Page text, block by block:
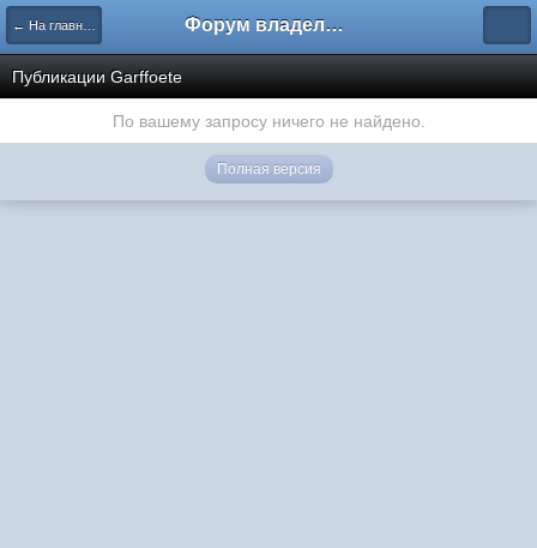
← На главную Форум владельцев интернет-магазинов
Публикации Garffoete
По вашему запросу ничего не найдено.
Полная версия